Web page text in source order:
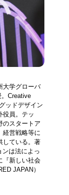
大学グローバ
Creative
ッドデザイン
役員。テッ
のスタートア
経営戦略等に
している。著
は法によっ
『新しい社会
JAPAN）